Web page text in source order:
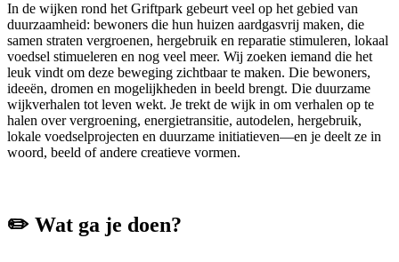
In de wijken rond het Griftpark gebeurt veel op het gebied van
duurzaamheid: bewoners die hun huizen aardgasvrij maken, die
samen straten vergroenen, hergebruik en reparatie stimuleren, lokaal
voedsel stimueleren en nog veel meer. Wij zoeken iemand die het
leuk vindt om deze beweging zichtbaar te maken. Die bewoners,
ideeën, dromen en mogelijkheden in beeld brengt. Die duurzame
wijkverhalen tot leven wekt. Je trekt de wijk in om verhalen op te
halen over vergroening, energietransitie, autodelen, hergebruik,
lokale voedselprojecten en duurzame initiatieven—en je deelt ze in
woord, beeld of andere creatieve vormen.
✏️ Wat ga je doen?